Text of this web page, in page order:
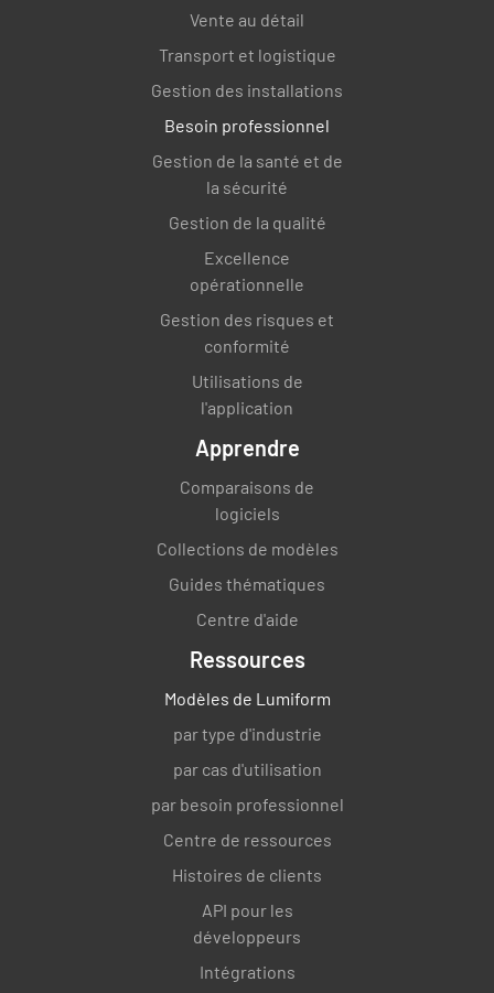
Vente au détail
Transport et logistique
Gestion des installations
Besoin professionnel
Gestion de la santé et de
la sécurité
Gestion de la qualité
Excellence
opérationnelle
Gestion des risques et
conformité
Utilisations de
l'application
Apprendre
Comparaisons de
logiciels
Collections de modèles
Guides thématiques
Centre d'aide
Ressources
Modèles de Lumiform
par type d'industrie
par cas d'utilisation
par besoin professionnel
Centre de ressources
Histoires de clients
API pour les
développeurs
Intégrations